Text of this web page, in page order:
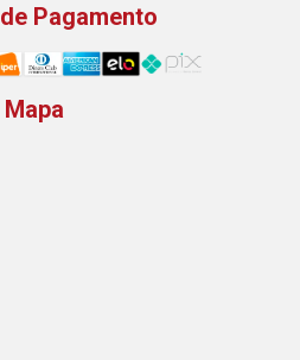
Pagamento
Mapa